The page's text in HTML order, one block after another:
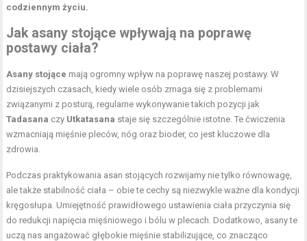
codziennym życiu.
Jak asany stojące wpływają na poprawę
postawy ciała?
Asany stojące mają ogromny wpływ na poprawę naszej postawy. W
dzisiejszych czasach, kiedy wiele osób zmaga się z problemami
związanymi z posturą, regularne wykonywanie takich pozycji jak
Tadasana czy Utkatasana staje się szczególnie istotne. Te ćwiczenia
wzmacniają mięśnie pleców, nóg oraz bioder, co jest kluczowe dla
zdrowia.
Podczas praktykowania asan stojących rozwijamy nie tylko równowagę,
ale także stabilność ciała – obie te cechy są niezwykle ważne dla kondycji
kręgosłupa. Umiejętność prawidłowego ustawienia ciała przyczynia się
do redukcji napięcia mięśniowego i bólu w plecach. Dodatkowo, asany te
uczą nas angażować głębokie mięśnie stabilizujące, co znacząco